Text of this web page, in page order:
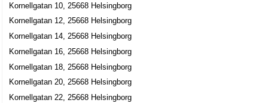
Kornellgatan 10, 25668 Helsingborg
Kornellgatan 12, 25668 Helsingborg
Kornellgatan 14, 25668 Helsingborg
Kornellgatan 16, 25668 Helsingborg
Kornellgatan 18, 25668 Helsingborg
Kornellgatan 20, 25668 Helsingborg
Kornellgatan 22, 25668 Helsingborg